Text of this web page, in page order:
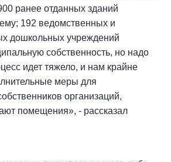
ранее отданных зданий
192 ведомственных и
дошкольных учреждений
собственность, но надо
идет тяжело, и нам крайне
меры для
организаций,
помещения», - рассказал